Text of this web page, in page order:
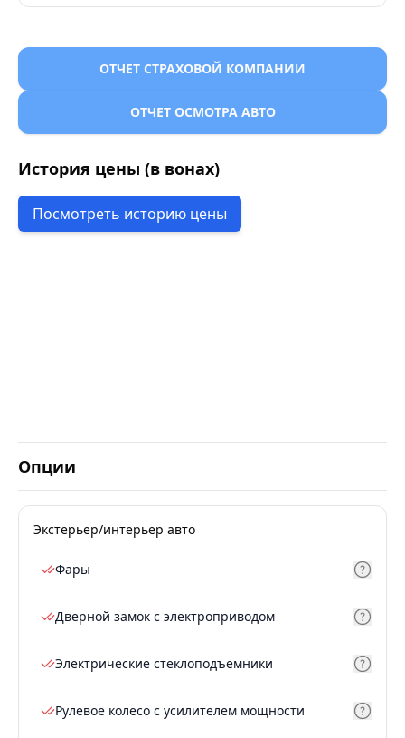
ОТЧЕТ СТРАХОВОЙ КОМПАНИИ
ОТЧЕТ ОСМОТРА АВТО
История цены (в вонах)
Посмотреть историю цены
Опции
Экстерьер/интерьер авто
Фары
Дверной замок с электроприводом
Электрические стеклоподъемники
Рулевое колесо с усилителем мощности